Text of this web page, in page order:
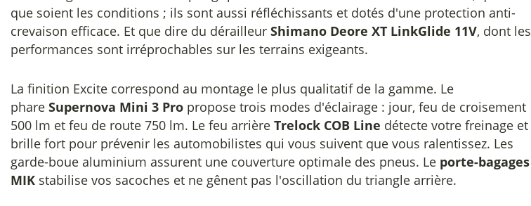
que soient les conditions ; ils sont aussi réfléchissants et dotés d'une protection anti-
crevaison efficace. Et que dire du dérailleurShimano Deore XT LinkGlide 11V, dont les
performances sont irréprochables sur les terrains exigeants.
La finition Excite correspond au montage le plus qualitatif de la gamme. Le
phareSupernova Mini 3 Pro propose trois modes d'éclairage : jour, feu de croisement
500 lm et feu de route 750 lm. Le feu arrièreTrelock COB Line détecte votre freinage et
brille fort pour prévenir les automobilistes qui vous suivent que vous ralentissez. Les
garde-boue aluminium assurent une couverture optimale des pneus. Le porte-bagages
MIK stabilise vos sacoches et ne gênent pas l'oscillation du triangle arrière.